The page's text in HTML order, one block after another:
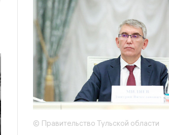
© Правительство Тульской области